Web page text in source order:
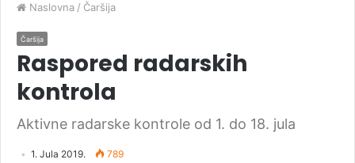
Naslovna / Čaršija
Čaršija
Raspored radarskih
kontrola
Aktivne radarske kontrole od 1. do 18. jula
1. Jula 2019. 789